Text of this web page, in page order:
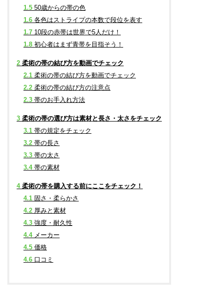
1.5 50歳からの帯の色
1.6 各色はストライプの本数で段位を表す
1.7 10段の赤帯は世界で5人だけ！
1.8 初心者はまず青帯を目指そう！
2 柔術の帯の結び方を動画でチェック
2.1 柔術の帯の結び方を動画でチェック
2.2 柔術の帯の結び方の注意点
2.3 帯のお手入れ方法
3 柔術の帯の選び方は素材と長さ・太さをチェック
3.1 帯の規定をチェック
3.2 帯の長さ
3.3 帯の太さ
3.4帯の素材
4柔術の帯を購入する前にここをチェック！
4.1 固さ・柔らかさ
4.2 厚みと素材
4.3 強度・耐久性
4.4メーカー
4.5 価格
4.6 口コミ